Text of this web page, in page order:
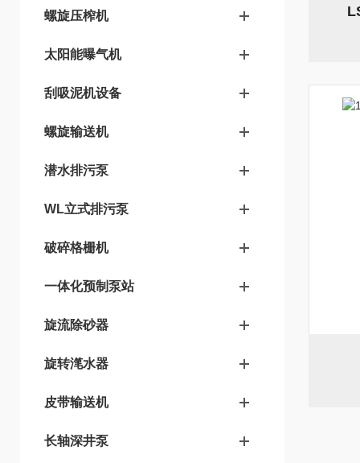
螺旋压榨机
太阳能曝气机
刮吸泥机设备
螺旋输送机
潜水排污泵
WL立式排污泵
破碎格栅机
一体化预制泵站
旋流除砂器
旋转滗水器
皮带输送机
长轴深井泵